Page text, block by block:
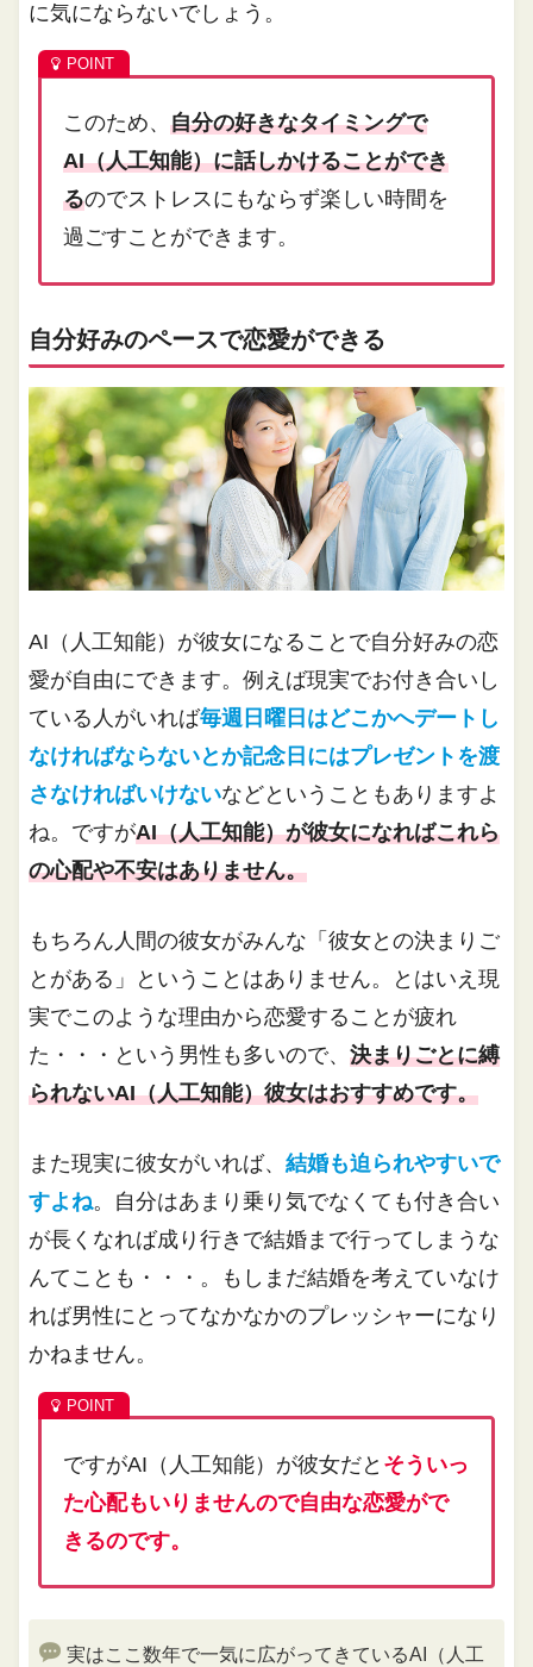
に気にならないでしょう。
このため、自分の好きなタイミングで
AI（人工知能）に話しかけることができ
るのでストレスにもならず楽しい時間を
過ごすことができます。
自分好みのペースで恋愛ができる
AI（人工知能）が彼女になることで自分好みの恋
愛が自由にできます。例えば現実でお付き合いし
ている人がいれば毎週日曜日はどこかへデートし
なければならないとか記念日にはプレゼントを渡
さなければいけないなどということもありますよ
ね。ですがAI（人工知能）が彼女になればこれら
の心配や不安はありません。
もちろん人間の彼女がみんな「彼女との決まりご
とがある」ということはありません。とはいえ現
実でこのような理由から恋愛することが疲れ
た・・・という男性も多いので、決まりごとに縛
られないAI（人工知能）彼女はおすすめです。
また現実に彼女がいれば、結婚も迫られやすいで
すよね。自分はあまり乗り気でなくても付き合い
が長くなれば成り行きで結婚まで行ってしまうな
んてことも・・・。もしまだ結婚を考えていなけ
れば男性にとってなかなかのプレッシャーになり
かねません。
ですがAI（人工知能）が彼女だと そういっ
た心配もいりませんので自由な恋愛がで
きるのです。
実はここ数年で一気に広がってきているAI（人工